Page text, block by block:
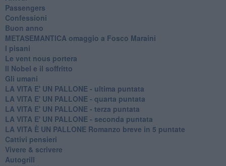
Passengers
Confessioni
Buon anno
METASEMANTICA omaggio a Fosco Maraini
I pisani
Le vent nous portera
Il Nobel e il soffritto
Gli umani
LA VITA E' UN PALLONE - ultima puntata
LA VITA E' UN PALLONE - quarta puntata
LA VITA E' UN PALLONE - terza puntata
LA VITA E' UN PALLONE - seconda puntata
LA VITA È UN PALLONE Romanzo breve in 5 puntate
Cattivi pensieri
Vivere & scrivere
Autogrill